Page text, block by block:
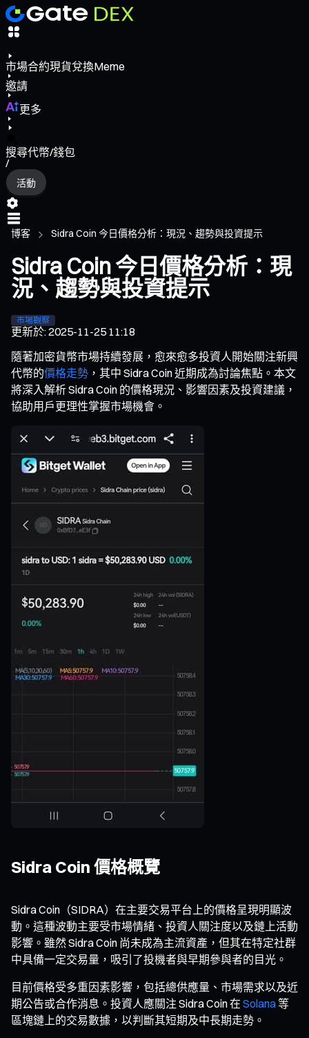
市場合約現貨兌換Meme
邀請
更多
搜尋代幣/錢包
/
活動
博客 Sidra Coin 今日價格分析：現況、趨勢與投資提示
Sidra Coin 今日價格分析：現
況、趨勢與投資提示
市場觀察
更新於:2025-11-25 11:18
隨著加密貨幣市場持續發展，愈來愈多投資人開始關注新興
代幣的價格走勢 ，其中 Sidra Coin 近期成為討論焦點。本文
將深入解析 Sidra Coin 的價格現況、影響因素及投資建議，
協助用戶更理性掌握市場機會。
Sidra Coin 價格概覽
Sidra Coin（SIDRA）在主要交易平台上的價格呈現明顯波
動。這種波動主要受市場情緒、投資人關注度以及鏈上活動
影響。雖然 Sidra Coin 尚未成為主流資產，但其在特定社群
中具備一定交易量，吸引了投機者與早期參與者的目光。
目前價格受多重因素影響，包括總供應量、市場需求以及近
期公告或合作消息。投資人應關注 Sidra Coin 在 Solana等
區塊鏈上的交易數據，以判斷其短期及中長期走勢。